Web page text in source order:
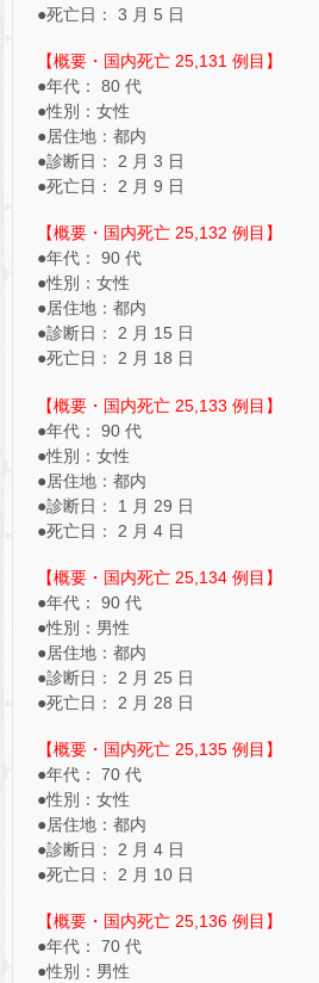
●死亡日： 3 月 5 日
【概要・国内死亡 25,131 例目】
●年代： 80 代
●性別：女性
●居住地：都内
●診断日： 2 月 3 日
●死亡日： 2 月 9 日
【概要・国内死亡 25,132 例目】
●年代： 90 代
●性別：女性
●居住地：都内
●診断日： 2 月 15 日
●死亡日： 2 月 18 日
【概要・国内死亡 25,133 例目】
●年代： 90 代
●性別：女性
●居住地：都内
●診断日： 1 月 29 日
●死亡日： 2 月 4 日
【概要・国内死亡 25,134 例目】
●年代： 90 代
●性別：男性
●居住地：都内
●診断日： 2 月 25 日
●死亡日： 2 月 28 日
【概要・国内死亡 25,135 例目】
●年代： 70 代
●性別：女性
●居住地：都内
●診断日： 2 月 4 日
●死亡日： 2 月 10 日
【概要・国内死亡 25,136 例目】
●年代： 70 代
●性別：男性